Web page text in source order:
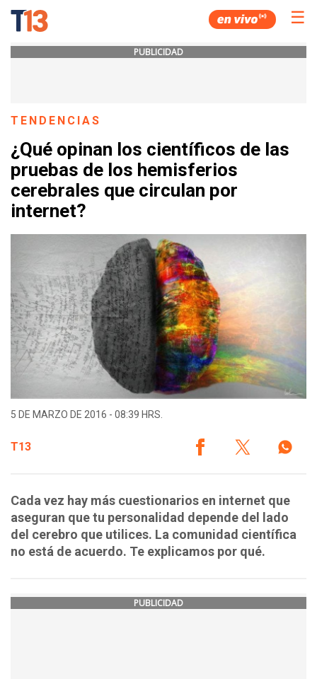
☰
PUBLICIDAD
TENDENCIAS
¿Qué opinan los científicos de las
pruebas de los hemisferios
cerebrales que circulan por
internet?
5 DE MARZO DE 2016 - 08:39 HRS.
T13
Cada vez hay más cuestionarios en internet que
aseguran que tu personalidad depende del lado
del cerebro que utilices. La comunidad científica
no está de acuerdo. Te explicamos por qué.
PUBLICIDAD